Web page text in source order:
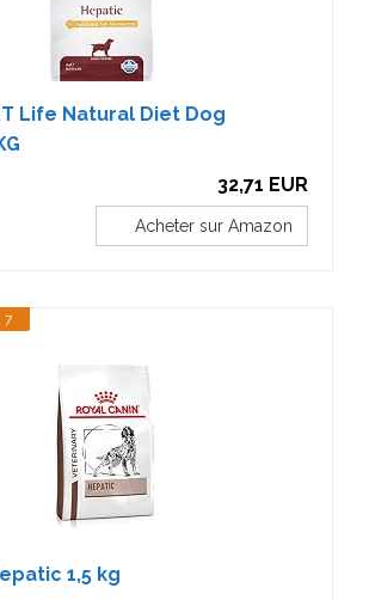
Life Natural Diet Dog
32,71 EUR
Acheter sur Amazon
7
1,5 kg